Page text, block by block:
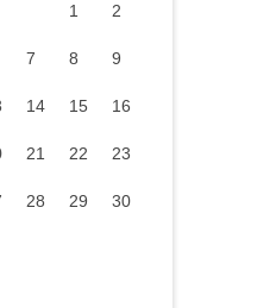
1 2
7 8 9
14 15 16
21 22 23
28 29 30